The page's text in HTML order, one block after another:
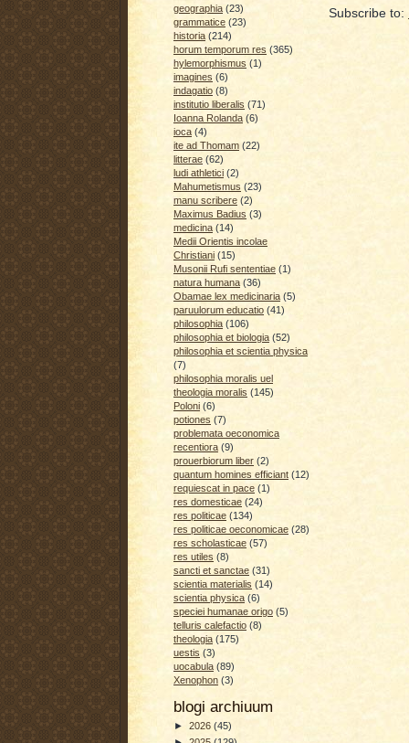
geographia (23)
grammatice (23)
historia (214)
horum temporum res (365)
hylemorphismus (1)
imagines (6)
indagatio (8)
institutio liberalis (71)
Ioanna Rolanda (6)
ioca (4)
ite ad Thomam (22)
litterae (62)
ludi athletici (2)
Mahumetismus (23)
manu scribere (2)
Maximus Badius (3)
medicina (14)
Medii Orientis incolae
Christiani (15)
Musonii Rufi sententiae (1)
natura humana (36)
Obamae lex medicinaria (5)
paruulorum educatio (41)
philosophia (106)
philosophia et biologia (52)
philosophia et scientia physica
(7)
philosophia moralis uel
theologia moralis (145)
Poloni (6)
potiones (7)
problemata oeconomica
recentiora (9)
prouerbiorum liber (2)
quantum homines efficiant (12)
requiescat in pace (1)
res domesticae (24)
res politicae (134)
res politicae oeconomicae (28)
res scholasticae (57)
res utiles (8)
sancti et sanctae (31)
scientia materialis (14)
scientia physica (6)
speciei humanae origo (5)
telluris calefactio (8)
theologia (175)
uestis (3)
uocabula (89)
Xenophon (3)
blogi archiuum
► 2026 (45)
Subscribe to: